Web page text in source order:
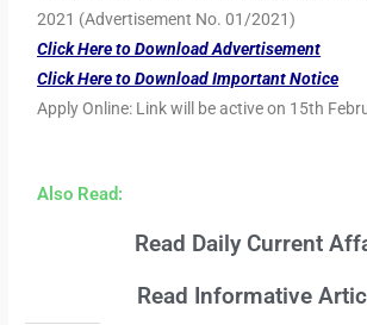
2021 (Advertisement No. 01/2021)
Click Here to Download Advertisement
Click Here to Download Important Notice
Apply Online: Link will be active on 15th
Also Read:
Read Daily Current
Read Informative